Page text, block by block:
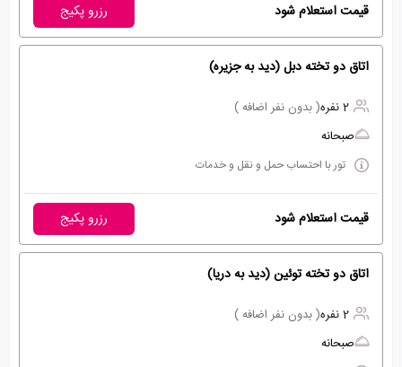
قیمت استعلام شود رزرو پکیج
اتاق دو تخته دبل (دید به جزیره)
2 نفره
( بدون نفر اضافه )
صبحانه
تور با احتساب حمل و نقل و خدمات
قیمت استعلام شود رزرو پکیج
اتاق دو تخته توئین (دید به دریا)
2 نفره
( بدون نفر اضافه )
صبحانه